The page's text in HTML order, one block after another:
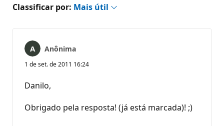
Classificar por: Mais útil
Anônima
1 de set. de 2011 16:24
Danilo,
Obrigado pela resposta! (já está marcada)! ;)